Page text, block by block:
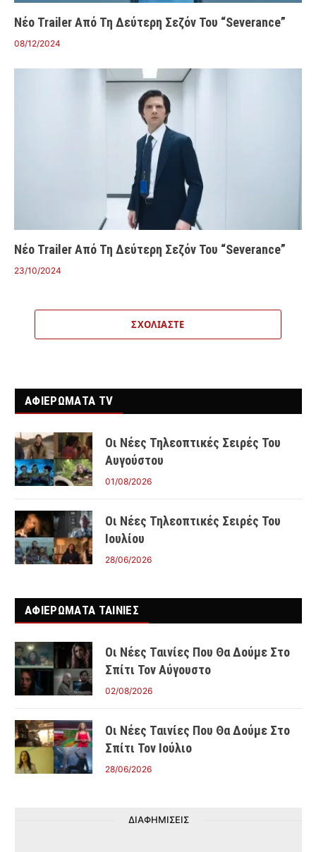
Νέο Trailer Από Τη Δεύτερη Σεζόν Του “Severance”
08/12/2024
Νέο Trailer Από Τη Δεύτερη Σεζόν Του “Severance”
23/10/2024
ΣΧΟΛΙΆΣΤΕ
ΑΦΙΕΡΩΜΑΤΑ TV
Οι Νέες Τηλεοπτικές Σειρές Του
Αυγούστου
01/08/2026
Οι Νέες Τηλεοπτικές Σειρές Του
Ιουλίου
28/06/2026
ΑΦΙΕΡΩΜΑΤΑ ΤΑΙΝΊΕΣ
Οι Νέες Ταινίες Που Θα Δούμε Στο
Σπίτι Τον Αύγουστο
02/08/2026
Οι Νέες Ταινίες Που Θα Δούμε Στο
Σπίτι Τον Ιούλιο
28/06/2026
ΔΙΑΦΗΜΙΣΕΙΣ